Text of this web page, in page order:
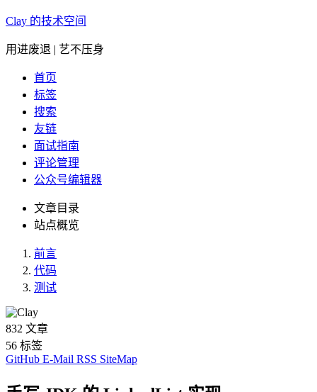
Clay 的技术空间
用进废退 | 艺不压身
首页
标签
搜索
友链
面试指南
评论管理
公众号编辑器
文章目录
站点概览
前言
代码
测试
832 文章
56 标签
GitHub E-Mail RSS SiteMap